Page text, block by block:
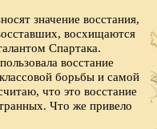
значение восстания,
восхищаются
Спартака.
восстание
борьбы и самой
что это восстание
Что же привело